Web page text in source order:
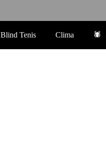
Blind Tenis Clima